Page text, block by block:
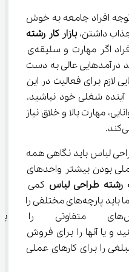
افراد جامعه به خوش
داشتن، بازار کار رشته
داغ داغ است و افراد اگر مهارت و سلیقه‌ی
داشته باشند می‌توانند درآمدهایی عالی به دست
لازم برای فعالیت در این
و آينده شغلی خود نباشید.
مهارت بالا و خلاق نیاز
لباس باید نگاهی همه
بودن بیشتر واحدهای
رشته طراحی لباس کمی
بیشتر از دیگر رشته‌ها است. شما باید پارچه‌های مختلفی را
تهیه کنید و لباس‌های
کنید و یا آنها را برای فروش
را برای کارهای عملی